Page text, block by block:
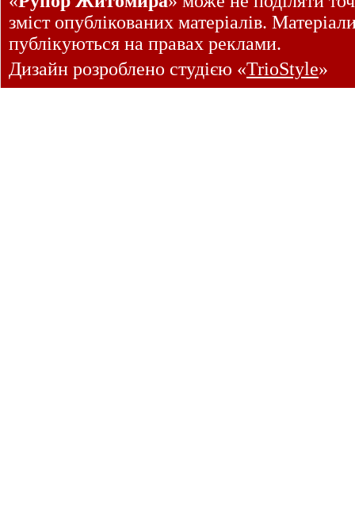
зміст опублікованих матеріалів.
публікуються на правах реклами.
Дизайн розроблено студією «TrioStyle»